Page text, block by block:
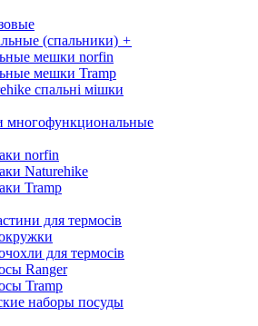
(спальники) +
мешки norfin
мешки Tramp
спальні мішки
norfin
Naturehike
Tramp
для термосів
для термосів
Ranger
Tramp
наборы посуды